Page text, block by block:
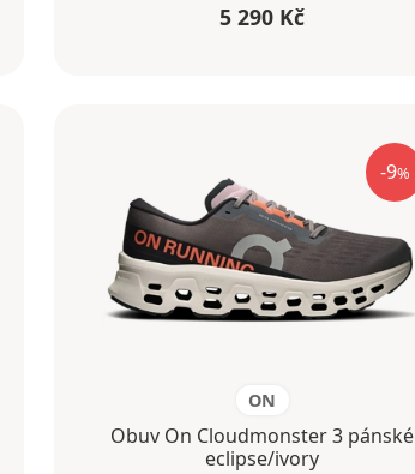
5 290 Kč
-9%
ON
Obuv On Cloudmonster 3 pánské
eclipse/ivory